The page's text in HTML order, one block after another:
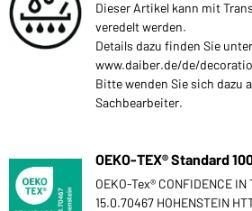
Dieser Artikel kann mit
veredelt werden.
Details dazu finden Sie unter
www.daiber.de/de/
Bitte wenden Sie sich dazu
Sachbearbeiter.
OEKO-TEX® Standard
OEKO-Tex® CONFIDENCE
15.0.70467 HOHENSTEIN